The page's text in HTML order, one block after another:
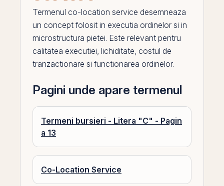
Termenul co-location service desemneaza
un concept folosit in executia ordinelor si in
microstructura pietei. Este relevant pentru
calitatea executiei, lichiditate, costul de
tranzactionare si functionarea ordinelor.
Pagini unde apare termenul
Termeni bursieri - Litera "C" - Pagin
a 13
Co-Location Service